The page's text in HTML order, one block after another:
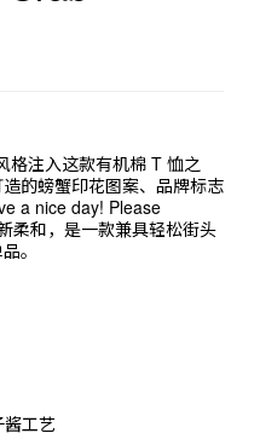
格注入这款有机棉 T 恤之
的螃蟹印花图案、品牌标志
a nice day! Please
柔和，是一款兼具轻松街头
。
工艺